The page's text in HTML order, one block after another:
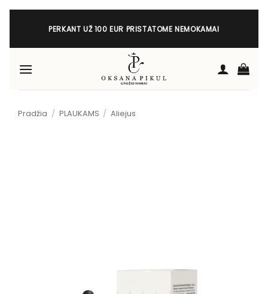
Skip
PERKANT UŽ 100 EUR PRISTATOME NEMOKAMAI
Pradžia / PLAUKAMS / Aliejus